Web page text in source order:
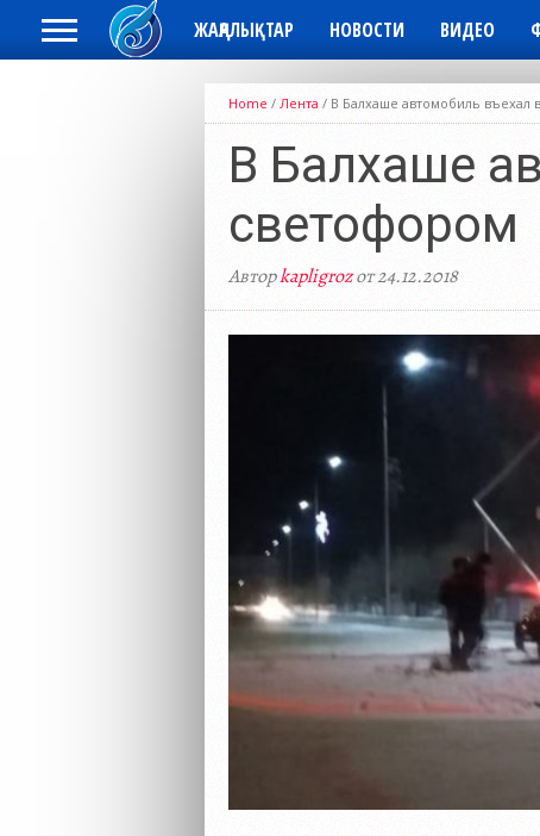
ЖАҢАЛЫҚТАР НОВОСТИ ВИДЕО
Home / Лента / В Балхаше автомобиль въехал
В Балхаше
светофором
Авторkapligrozот 24.12.2018